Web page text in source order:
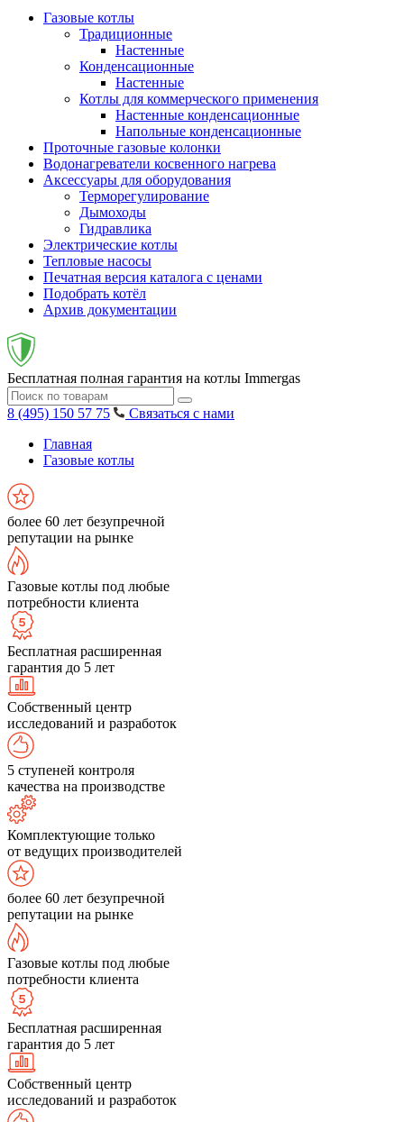
Газовые котлы
Традиционные
Настенные
Конденсационные
Настенные
Котлы для коммерческого применения
Настенные конденсационные
Напольные конденсационные
Проточные газовые колонки
Водонагреватели косвенного нагрева
Аксессуары для оборудования
Терморегулирование
Дымоходы
Гидравлика
Электрические котлы
Тепловые насосы
Печатная версия каталога с ценами
Подобрать котёл
Архив документации
Бесплатная полная гарантия на котлы Immergas
8 (495) 150 57 75
Связаться с нами
Главная
Газовые котлы
более 60 лет безупречной
репутации на рынке
Газовые котлы под любые
потребности клиента
Бесплатная расширенная
гарантия до 5 лет
Собственный центр
исследований и разработок
5 ступеней контроля
качества на производстве
Комплектующие только
от ведущих производителей
более 60 лет безупречной
репутации на рынке
Газовые котлы под любые
потребности клиента
Бесплатная расширенная
гарантия до 5 лет
Собственный центр
исследований и разработок